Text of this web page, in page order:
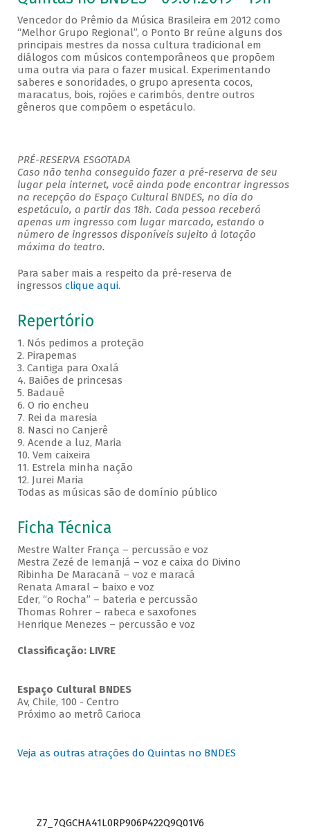
Vencedor do Prêmio da Música Brasileira em 2012 como
“Melhor Grupo Regional”, o Ponto Br reúne alguns dos
principais mestres da nossa cultura tradicional em
diálogos com músicos contemporâneos que propõem
uma outra via para o fazer musical. Experimentando
saberes e sonoridades, o grupo apresenta cocos,
maracatus, bois, rojões e carimbós, dentre outros
gêneros que compõem o espetáculo.
PRÉ-RESERVA ESGOTADA
Caso não tenha conseguido fazer a pré-reserva de seu
lugar pela internet, você ainda pode encontrar ingressos
na recepção do Espaço Cultural BNDES, no dia do
espetáculo, a partir das 18h. Cada pessoa receberá
apenas um ingresso com lugar marcado, estando o
número de ingressos disponíveis sujeito à lotação
máxima do teatro.
Para saber mais a respeito da pré-reserva de
ingressos clique aqui.
Repertório
1. Nós pedimos a proteção
2. Pirapemas
3. Cantiga para Oxalá
4. Baiões de princesas
5. Badauê
6. O rio encheu
7. Rei da maresia
8. Nasci no Canjerê
9. Acende a luz, Maria
10. Vem caixeira
11. Estrela minha nação
12. Jurei Maria
Todas as músicas são de domínio público
Ficha Técnica
Mestre Walter França – percussão e voz
Mestra Zezé de Iemanjá – voz e caixa do Divino
Ribinha De Maracanã – voz e maracá
Renata Amaral – baixo e voz
Eder, “o Rocha” – bateria e percussão
Thomas Rohrer – rabeca e saxofones
Henrique Menezes – percussão e voz
Classificação: LIVRE
Espaço Cultural BNDES
Av, Chile, 100 - Centro
Próximo ao metrô Carioca
Veja as outras atrações do Quintas no BNDES
Z7_7QGCHA41L0RP906P422Q9Q01V6